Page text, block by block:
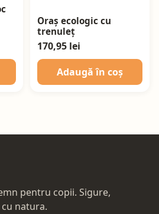
Oraș ecologic cu
trenuleț
170,95 lei
Adaugă în coș
pentru copii. Sigure,
natura.